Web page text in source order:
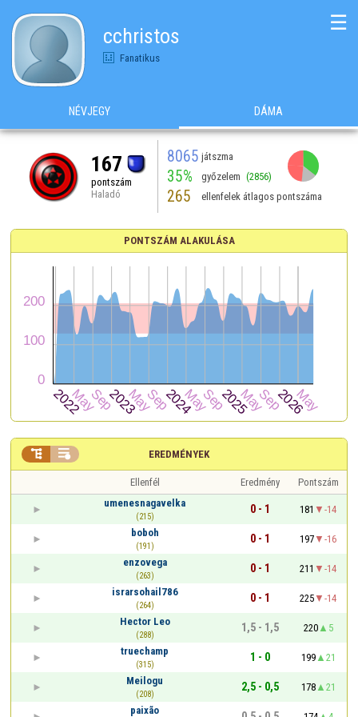
cchristos
Fanatikus
☰
NÉVJEGY DÁMA
167
pontszám
Haladó
8065 játszma
35% győzelem (2856)
265 ellenfelek átlagos pontszáma
PONTSZÁM ALAKULÁSA
EREDMÉNYEK
 
Ellenfél Eredmény
Pontszám
umenesnagavelka
(215)
0 - 1 181
-14
boboh
(191)
0 - 1 197
-16
enzovega
(263)
0 - 1 211
-14
israrsohail786
(264)
0 - 1 225
-14
Hector Leo
(288)
1,5 - 1,5 220
5
truechamp
(315)
1 - 0 199
21
Meilogu
(208)
2,5 - 0,5 178
21
paixão